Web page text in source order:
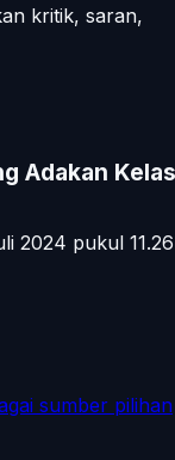
kritik, saran,
Adakan Kelas
2024 pukul 11.26
sumber pilihan